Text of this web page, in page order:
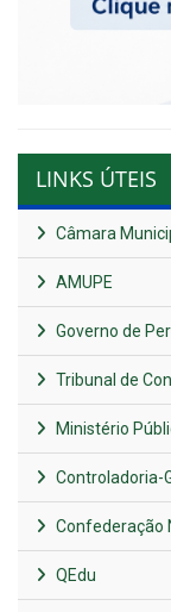
LINKS ÚTEIS
Câmara
AMUPE
Governo de
Tribunal de
Ministério
Controladoria-
Confederação
QEdu